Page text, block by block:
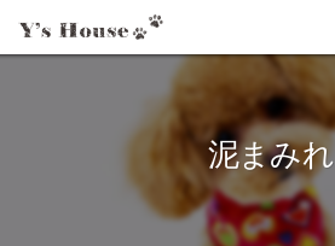
泥まみれ